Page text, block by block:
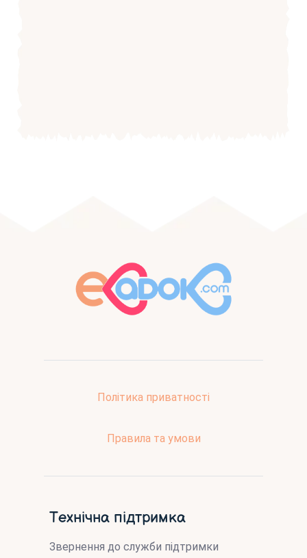
Політика приватності
Правила та умови
Технічна підтримка
Звернення до служби підтримки